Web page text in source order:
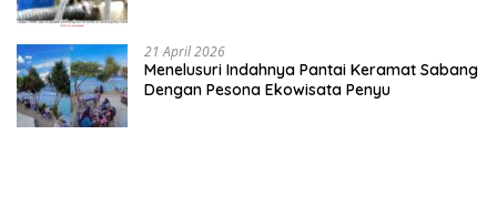
21 April 2026
Menelusuri Indahnya Pantai Keramat Sabang
Dengan Pesona Ekowisata Penyu